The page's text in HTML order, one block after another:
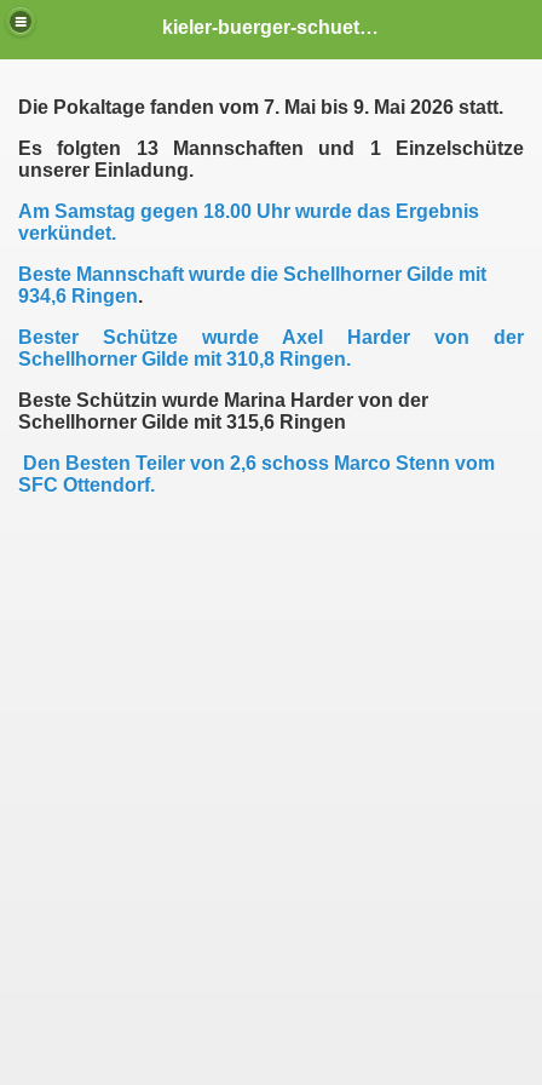
kieler-buerger-schuetzengilde
Die Pokaltage fanden vom 7. Mai bis 9. Mai 2026 statt.
Es folgten 13 Mannschaften und 1 Einzelschütze
unserer Einladung.
Am Samstag gegen 18.00 Uhr wurde das Ergebnis
verkündet.
Beste Mannschaft wurde die Schellhorner Gilde mit
934,6 Ringen.
Bester Schütze wurde Axel Harder von der
Schellhorner Gilde mit 310,8 Ringen.
Beste Schützin wurde Marina Harder von der
Schellhorner Gilde mit 315,6 Ringen
Den Besten Teiler von 2,6 schoss Marco Stenn vom
SFC Ottendorf.